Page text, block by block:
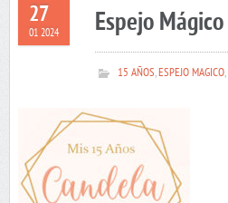
27
01 2024 Espejo
15 AÑOS,ESPEJO MAGICO,